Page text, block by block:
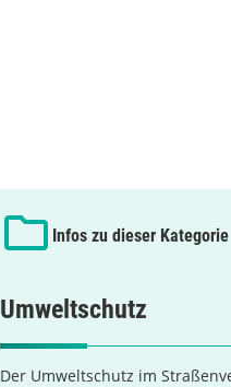
Infos zu dieser Kategorie
Umweltschutz
Der Umweltschutz im